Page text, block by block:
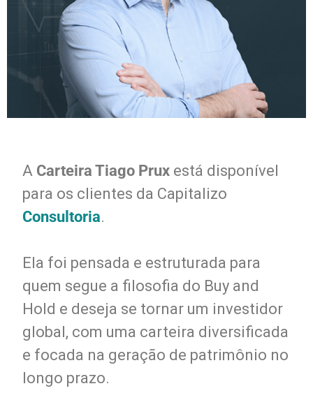
A Carteira Tiago Prux está disponível
para os clientes da Capitalizo
Consultoria.
Ela foi pensada e estruturada para
quem segue a filosofia do Buy and
Hold e deseja se tornar um investidor
global, com uma carteira diversificada
e focada na geração de patrimônio no
longo prazo.